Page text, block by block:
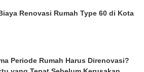
Renovasi Rumah Type 60 di Kota
Periode Rumah Harus Direnovasi?